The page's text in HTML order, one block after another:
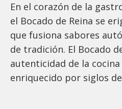
En el corazón de la
el Bocado de Reina se
que fusiona sabores
de tradición. El Bocado
autenticidad de la
enriquecido por siglos